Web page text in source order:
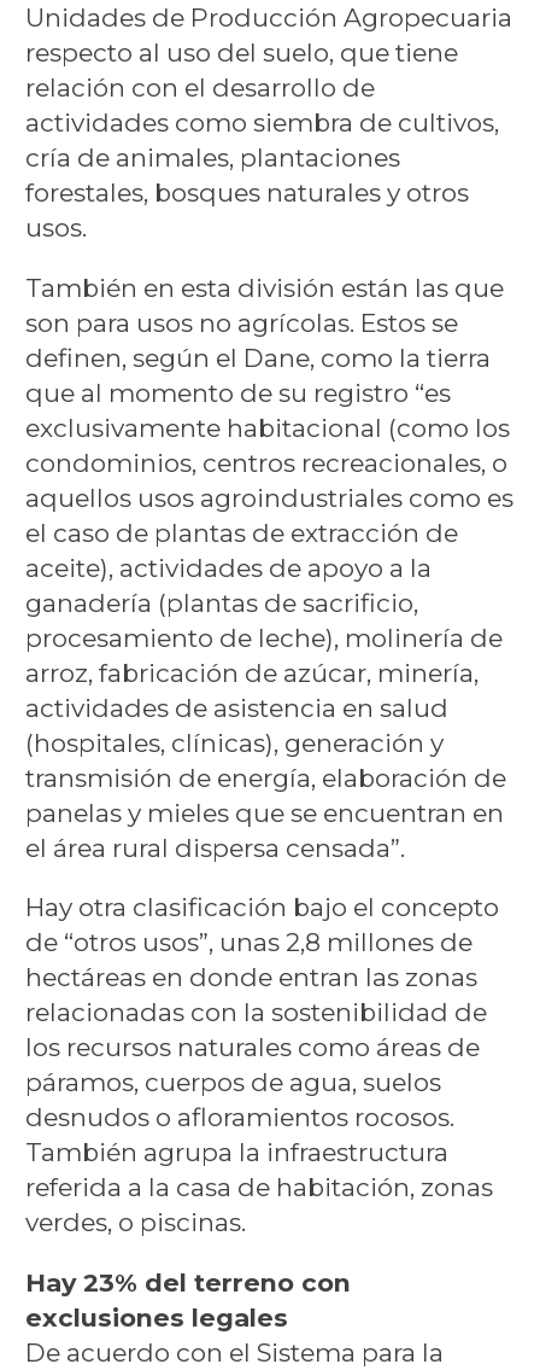
Unidades de Producción Agropecuaria
respecto al uso del suelo, que tiene
relación con el desarrollo de
actividades como siembra de cultivos,
cría de animales, plantaciones
forestales, bosques naturales y otros
usos.
También en esta división están las que
son para usos no agrícolas. Estos se
definen, según el Dane, como la tierra
que al momento de su registro “es
exclusivamente habitacional (como los
condominios, centros recreacionales, o
aquellos usos agroindustriales como es
el caso de plantas de extracción de
aceite), actividades de apoyo a la
ganadería (plantas de sacrificio,
procesamiento de leche), molinería de
arroz, fabricación de azúcar, minería,
actividades de asistencia en salud
(hospitales, clínicas), generación y
transmisión de energía, elaboración de
panelas y mieles que se encuentran en
el área rural dispersa censada”.
Hay otra clasificación bajo el concepto
de “otros usos”, unas 2,8 millones de
hectáreas en donde entran las zonas
relacionadas con la sostenibilidad de
los recursos naturales como áreas de
páramos, cuerpos de agua, suelos
desnudos o afloramientos rocosos.
También agrupa la infraestructura
referida a la casa de habitación, zonas
verdes, o piscinas.
Hay 23% del terreno con
exclusiones legales
De acuerdo con el Sistema para la